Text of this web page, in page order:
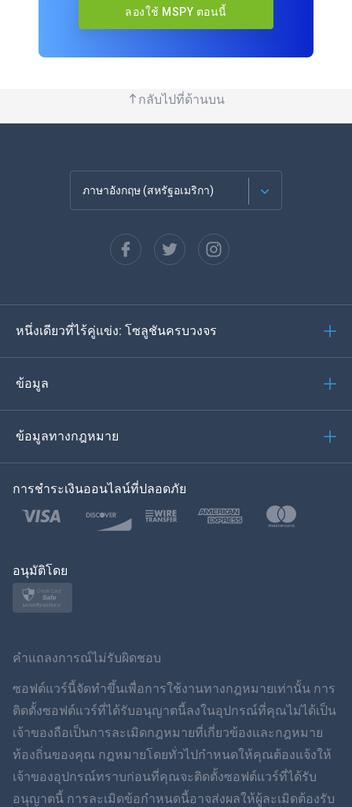
ลองใช้ MSPY ตอนนี้
กลับไปที่ด้านบน
ภาษาอังกฤษ (สหรัฐอเมริกา)
Español
ภาษาเยอรมัน
โปรตุเกส
ภาษาไทย
โปแลนด์
ภาษาไทย
Dansk
ฮินดี
หนึ่งเดียวที่ไร้คู่แข่ง: โซลูชันครบวงจร
ข้อมูล
ข้อมูลทางกฎหมาย
การชำระเงินออนไลน์ที่ปลอดภัย
อนุมัติโดย
คำแถลงการณ์ไม่รับผิดชอบ
ซอฟต์แวร์นี้จัดทำขึ้นเพื่อการใช้งานทางกฎหมายเท่านั้น การ
ติดตั้งซอฟต์แวร์ที่ได้รับอนุญาตนี้ลงในอุปกรณ์ที่คุณไม่ได้เป็น
เจ้าของถือเป็นการละเมิดกฎหมายที่เกี่ยวข้องและกฎหมาย
ท้องถิ่นของคุณ กฎหมายโดยทั่วไปกำหนดให้คุณต้องแจ้งให้
เจ้าของอุปกรณ์ทราบก่อนที่คุณจะติดตั้งซอฟต์แวร์ที่ได้รับ
อนุญาตนี้ การละเมิดข้อกำหนดนี้อาจส่งผลให้ผู้ละเมิดต้องรับ